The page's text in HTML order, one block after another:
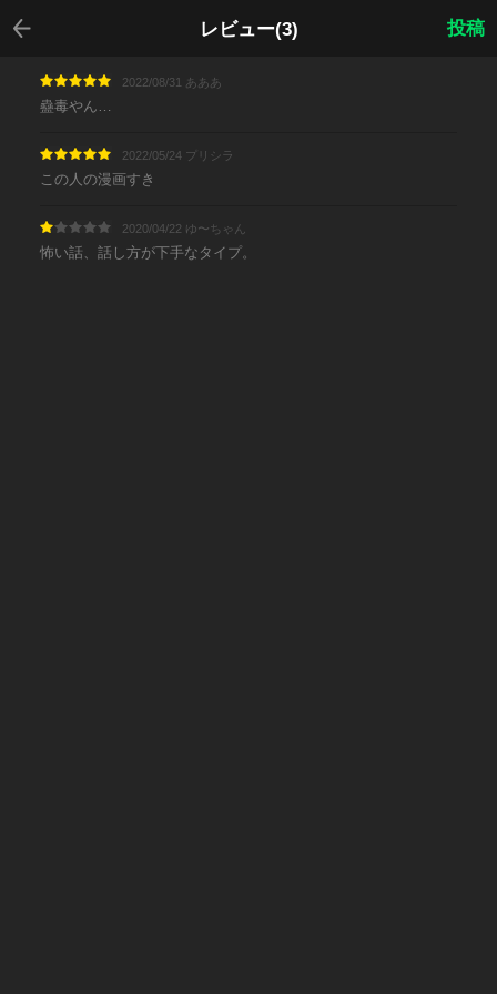
レビュー(3)
戻る
投稿
2022/08/31 あああ
蠱毒やん…
2022/05/24 プリシラ
この人の漫画すき
2020/04/22 ゆ〜ちゃん
怖い話、話し方が下手なタイプ。